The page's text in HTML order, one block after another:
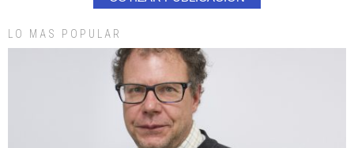
LO MAS POPULAR